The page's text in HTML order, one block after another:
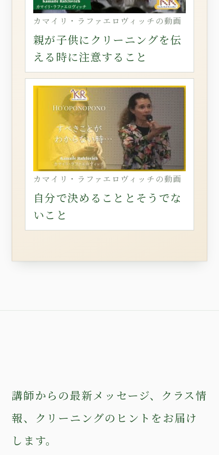
カマイリ・ラファエロヴィッチの動画
親が子供にクリーニングを伝
える時に注意すること
カマイリ・ラファエロヴィッチの動画
自分で決めることとそうでな
いこと
講師からの最新メッセージ、クラス情
報、クリーニングのヒントをお届け
します。